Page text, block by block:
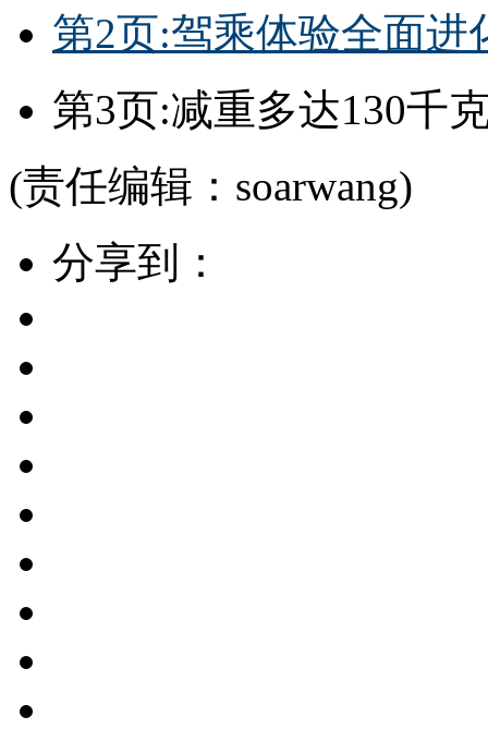
第2页:驾乘体验全面进
第3页:减重多达130千
(责任编辑：soarwang)
分享到：